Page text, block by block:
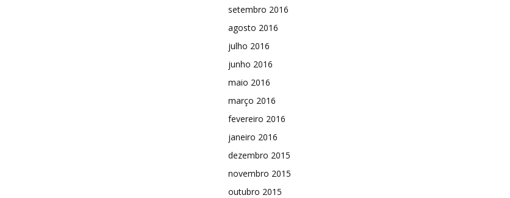
setembro 2016
agosto 2016
julho 2016
junho 2016
maio 2016
março 2016
fevereiro 2016
janeiro 2016
dezembro 2015
novembro 2015
outubro 2015